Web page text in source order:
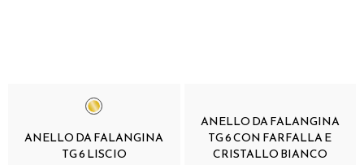
ANELLO DA FALANGINA
TG 6 LISCIO
ANELLO DA FALANGINA
TG 6 CON FARFALLA E
CRISTALLO BIANCO